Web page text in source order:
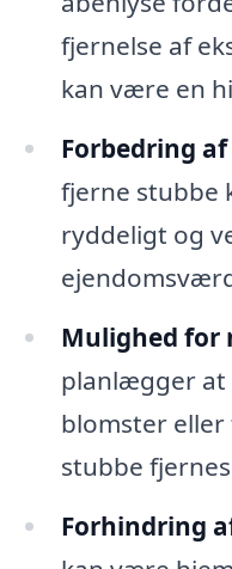
fjernelse af
kan være en
Forbedring
fjerne stubbe
ryddeligt og
Mulighed for
planlægger at
blomster
stubbe
Forhindring